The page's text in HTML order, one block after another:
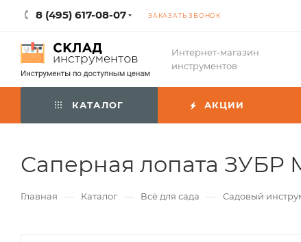
8 (495) 617-08-07 ЗАКАЗАТЬ ЗВОНОК
Интернет-магазин
инструментов
КАТАЛОГ АКЦИИ
Саперная лопата ЗУБР
Главная — Каталог — Всё для сада — Садовый